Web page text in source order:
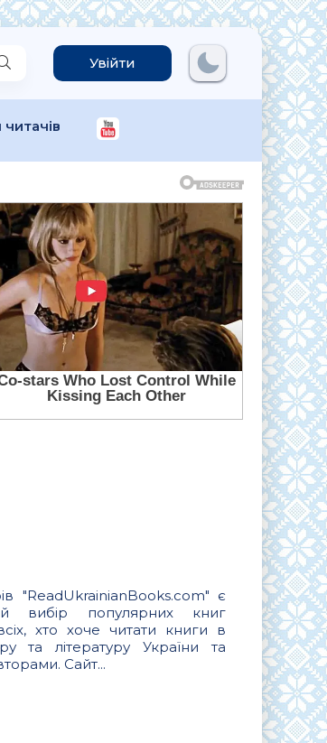
Увійти
"ReadUkrainianBooks.com" є
вибір популярних книг
хто хоче читати книги в
та літературу України та
Сайт...